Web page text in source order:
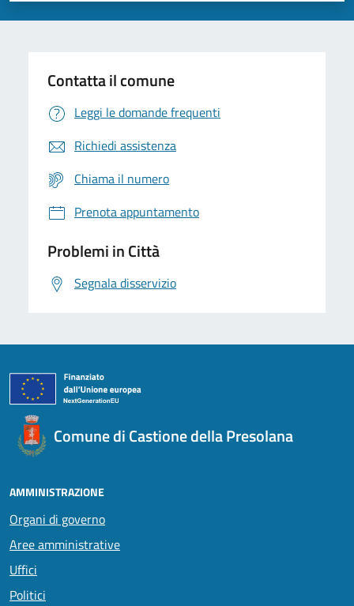
Contatta il comune
Leggi le domande frequenti
Richiedi assistenza
Chiama il numero
Prenota appuntamento
Problemi in Città
Segnala disservizio
Comune di Castione della Presolana
AMMINISTRAZIONE
Organi di governo
Aree amministrative
Uffici
Politici